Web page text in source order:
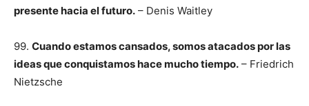
presente hacia el futuro. – Denis Waitley
99. Cuando estamos cansados, somos atacados por las
ideas que conquistamos hace mucho tiempo. – Friedrich
Nietzsche